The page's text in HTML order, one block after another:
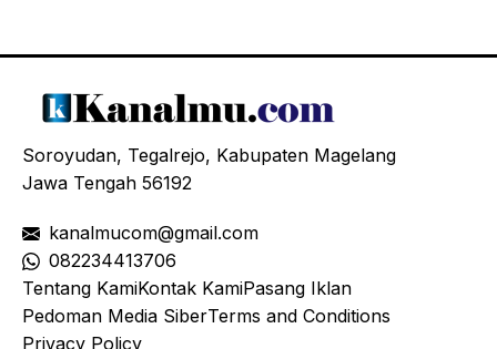
Soroyudan, Tegalrejo, Kabupaten Magelang
Jawa Tengah 56192
kanalmucom@gmail.com
082234413706
Tentang KamiKontak KamiPasang Iklan
Pedoman Media SiberTerms and Conditions
Privacy Policy